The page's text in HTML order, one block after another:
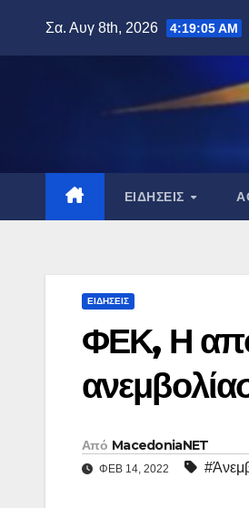
Σα. Αυγ 8th, 2026 4:19:06 AM
ΕΙΔΉΣΕΙΣ
ΕΙΔΉΣΕΙΣ
ΦΕΚ, Η
Από MacedoniaNET
ΦΕΒ 14, 2022